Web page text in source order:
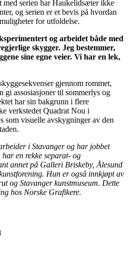
med serien har Haukelidsæter ikke
og serien er et bevis på hvordan
for utfoldelse.
og arbeidet både med
skygger. Jeg bestemmer,
sine egne veier. Vi har en lek,
gjennom rommet,
gi assosiasjoner til sommerlys og
har sin bakgrunn i flere
verkstedet Quadrat Nou i
som visuelle avskygninger av den
i Stavanger og har jobbet
en rekke separat- og
annet på Galleri Briskeby, Ålesund
Hun er også innkjøpt av
og Stavanger kunstmuseum. Dette
hos Norske Grafikere.